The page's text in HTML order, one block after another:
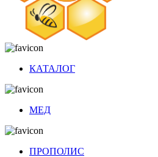
КАТАЛОГ
МЕД
ПРОПОЛИС